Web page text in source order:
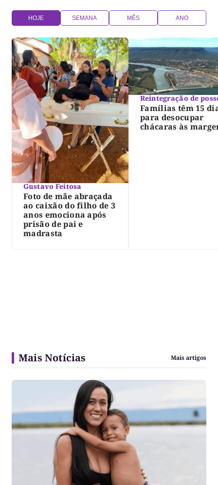
HOJE SEMANA MÊS ANO
Gustavo Feitosa
Foto de mãe abraçada
ao caixão do filho de 3
anos emociona após
prisão de pai e
madrasta
Reintegração de
Famílias têm 15
para desocupar
chácaras às
Mais Notícias Mais artigos